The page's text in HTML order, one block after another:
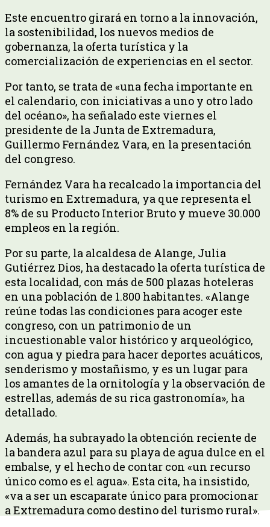
Este encuentro girará en torno a la innovación,
la sostenibilidad, los nuevos medios de
gobernanza, la oferta turística y la
comercialización de experiencias en el sector.
Por tanto, se trata de «una fecha importante en
el calendario, con iniciativas a uno y otro lado
del océano», ha señalado este viernes el
presidente de la Junta de Extremadura,
Guillermo Fernández Vara, en la presentación
del congreso.
Fernández Vara ha recalcado la importancia del
turismo en Extremadura, ya que representa el
8% de su Producto Interior Bruto y mueve 30.000
empleos en la región.
Por su parte, la alcaldesa de Alange, Julia
Gutiérrez Dios, ha destacado la oferta turística de
esta localidad, con más de 500 plazas hoteleras
en una población de 1.800 habitantes. «Alange
reúne todas las condiciones para acoger este
congreso, con un patrimonio de un
incuestionable valor histórico y arqueológico,
con agua y piedra para hacer deportes acuáticos,
senderismo y mostañismo, y es un lugar para
los amantes de la ornitología y la observación de
estrellas, además de su rica gastronomía», ha
detallado.
Además, ha subrayado la obtención reciente de
la bandera azul para su playa de agua dulce en el
embalse, y el hecho de contar con «un recurso
único como es el agua». Esta cita, ha insistido,
«va a ser un escaparate único para promocionar
a Extremadura como destino del turismo rural».